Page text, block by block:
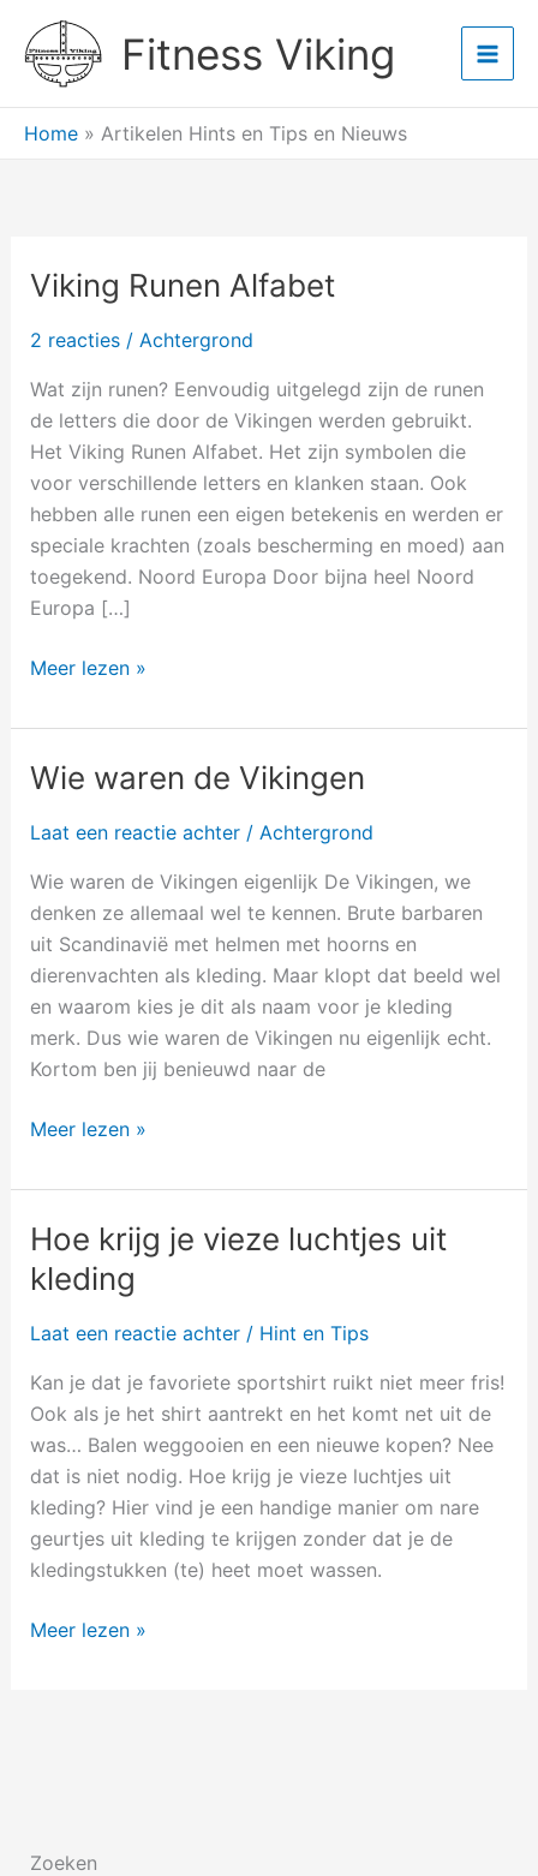
naar
inhoud
Fitness Viking
Main
Home » Artikelen Hints en Tips en Nieuws
Viking Runen Alfabet
2 reacties / Achtergrond
Wat zijn runen? Eenvoudig uitgelegd zijn de runen
de letters die door de Vikingen werden gebruikt.
Het Viking Runen Alfabet. Het zijn symbolen die
voor verschillende letters en klanken staan. Ook
hebben alle runen een eigen betekenis en werden er
speciale krachten (zoals bescherming en moed) aan
toegekend. Noord Europa Door bijna heel Noord
Europa […]
Viking
Alfabet
Meer lezen »
Wie waren de Vikingen
Laat een reactie achter / Achtergrond
Wie waren de Vikingen eigenlijk De Vikingen, we
denken ze allemaal wel te kennen. Brute barbaren
uit Scandinavië met helmen met hoorns en
dierenvachten als kleding. Maar klopt dat beeld wel
en waarom kies je dit als naam voor je kleding
merk. Dus wie waren de Vikingen nu eigenlijk echt.
Kortom ben jij benieuwd naar de
Wie
de
Meer lezen »
Hoe krijg je vieze luchtjes uit
kleding
Laat een reactie achter / Hint en Tips
Kan je dat je favoriete sportshirt ruikt niet meer fris!
Ook als je het shirt aantrekt en het komt net uit de
was… Balen weggooien en een nieuwe kopen? Nee
dat is niet nodig. Hoe krijg je vieze luchtjes uit
kleding? Hier vind je een handige manier om nare
geurtjes uit kleding te krijgen zonder dat je de
kledingstukken (te) heet moet wassen.
Hoe
krijg
je
vieze
uit
kleding
Meer lezen »
Zoeken